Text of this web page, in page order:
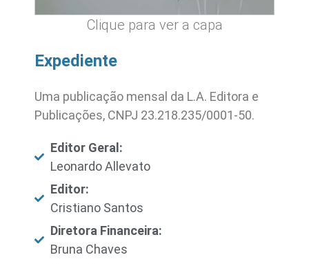
Clique para ver a capa
Expediente
Uma publicação mensal da L.A. Editora e
Publicações, CNPJ 23.218.235/0001-50.
Editor Geral:
Leonardo Allevato
Editor:
Cristiano Santos
Diretora Financeira:
Bruna Chaves